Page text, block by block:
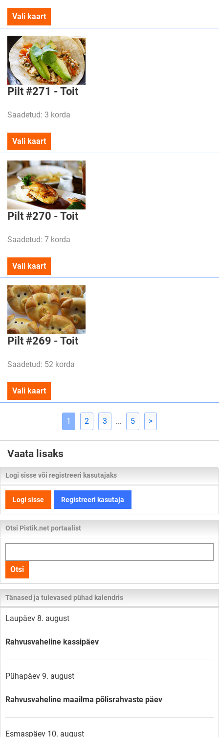
Vali kaart
Pilt #271 - Toit
Saadetud: 3 korda
Vali kaart
Pilt #270 - Toit
Saadetud: 7 korda
Vali kaart
Pilt #269 - Toit
Saadetud: 52 korda
Vali kaart
1 2 3 ... 5 >
Vaata lisaks
Logi sisse või registreeri kasutajaks
Logi sisse Registreeri kasutaja
Otsi Pistik.net portaalist
kogu
lehelt
Otsi
Tänased ja tulevased pühad kalendris
Laupäev 8. august
Rahvusvaheline kassipäev
Pühapäev 9. august
Rahvusvaheline maailma põlisrahvaste päev
Esmaspäev 10. august